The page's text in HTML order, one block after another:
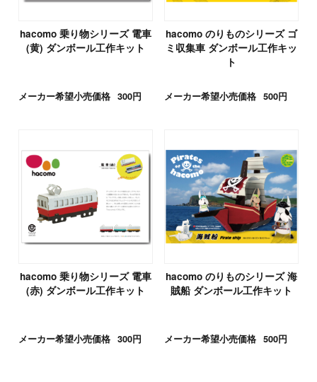
hacomo 乗り物シリーズ 電車
(黄) ダンボール工作キット
メーカー希望小売価格 300円
hacomo のりものシリーズ ゴ
ミ収集車 ダンボール工作キッ
ト
メーカー希望小売価格 500円
hacomo 乗り物シリーズ 電車
(赤) ダンボール工作キット
メーカー希望小売価格 300円
hacomo のりものシリーズ 海
賊船 ダンボール工作キット
メーカー希望小売価格 500円